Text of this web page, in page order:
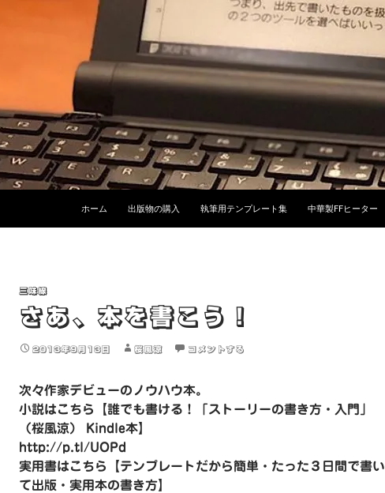
ホーム
出版物の購入 執筆用テンプレート集 中華製FFヒーター
三味線
さあ、本を書こう！
2013年9月13日 桜風涼 コメントする
次々作家デビューのノウハウ本。
小説はこちら【誰でも書ける！「ストーリーの書き方・入門」
（桜風涼） Kindle本】
http://p.tl/UOPd
実用書はこちら【テンプレートだから簡単・たった３日間で書い
て出版・実用本の書き方】